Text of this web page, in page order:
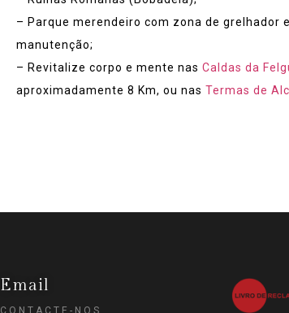
– Parque merendeiro com zona de grelhador
manutenção;
– Revitalize corpo e mente nas Caldas da
aproximadamente 8 Km, ou nas Termas de
Email